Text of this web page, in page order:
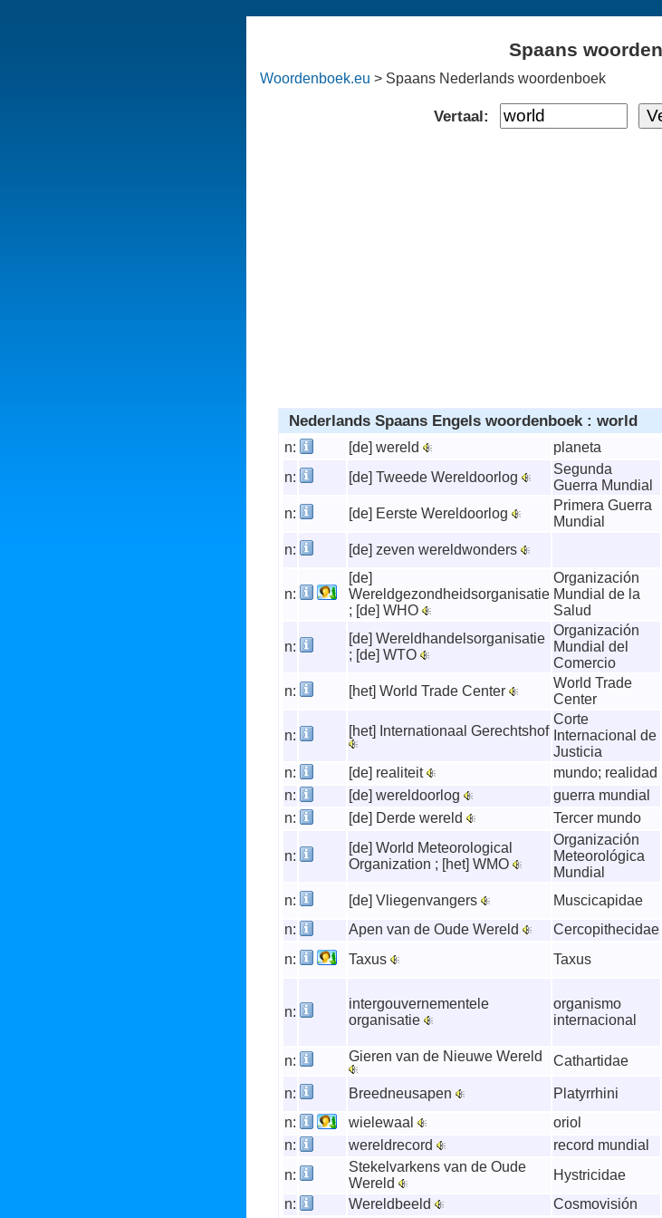
Spaans
Woordenboek.eu > Spaans Nederlands woordenboek
Vertaal:
Nederlands Spaans Engels woordenboek : world
n: [de] wereld planeta
n:
[de] Tweede Wereldoorlog
Segunda
Guerra Mundial
n:
[de] Eerste Wereldoorlog
Primera Guerra
Mundial
n:
[de] zeven wereldwonders
n:
[de]
Wereldgezondheidsorganisatie
; [de] WHO
Organización
Mundial de la
Salud
n:
[de] Wereldhandelsorganisatie
; [de] WTO
Organización
Mundial del
Comercio
n: [het] World Trade Center
World Trade
Center
n: [het] Internationaal Gerechtshof
Corte
Internacional de
Justicia
n:
[de] realiteit mundo; realidad
n:
[de] wereldoorlog guerra mundial
n:
[de] Derde wereld Tercer mundo
n:
[de] World Meteorological
Organization ; [het] WMO
Organización
Meteorológica
Mundial
n: [de] Vliegenvangers Muscicapidae
n:
Apen van de Oude Wereld Cercopithecidae
n:
Taxus Taxus
n:
intergouvernementele
organisatie
organismo
internacional
n:
Gieren van de Nieuwe Wereld Cathartidae
n: Breedneusapen Platyrrhini
n:
wielewaal oriol
n:
wereldrecord record mundial
n:
Stekelvarkens van de Oude
Wereld
Hystricidae
n:
Wereldbeeld Cosmovisión